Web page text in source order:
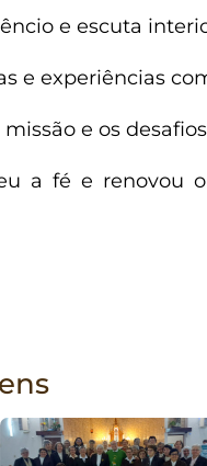
e escuta
e experiências
missão e os
a fé e renovou